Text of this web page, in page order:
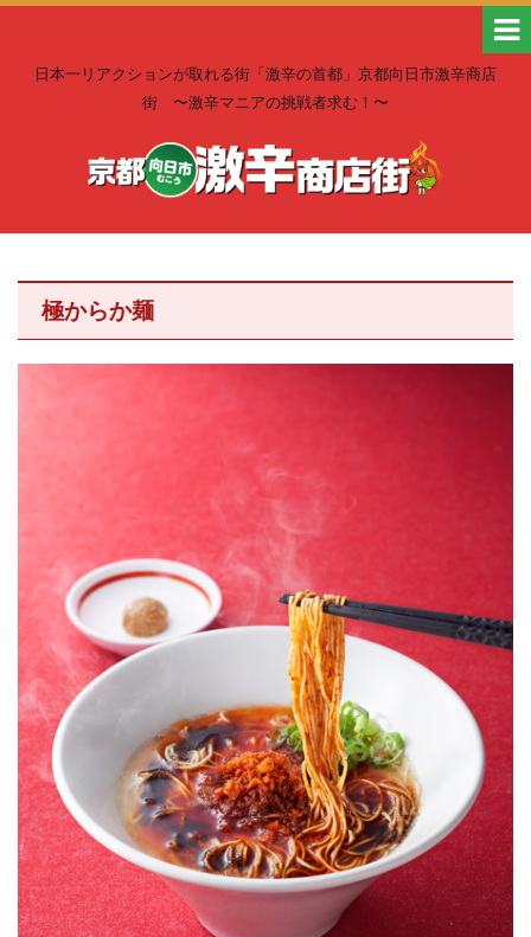
日本一リアクションが取れる街「激辛の首都」京都向日市激辛商店
街 〜激辛マニアの挑戦者求む！〜
極からか麺